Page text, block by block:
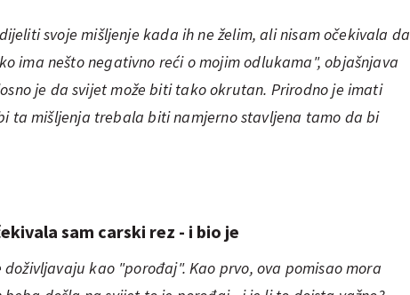
svoje mišljenje kada ih ne želim, ali nisam očekivala da
ima nešto negativno reći o mojim odlukama", objašnjava
je da svijet može biti tako okrutan. Prirodno je imati
ta mišljenja trebala biti namjerno stavljena tamo da bi
sam carski rez - i bio je
doživljavaju kao "porođaj". Kao prvo, ova pomisao mora